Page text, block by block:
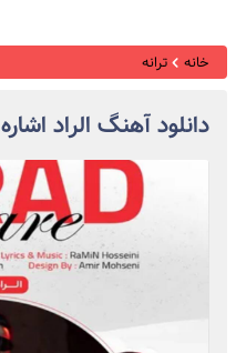
خانه ترانه
دانلود آهنگ الراد اشاره